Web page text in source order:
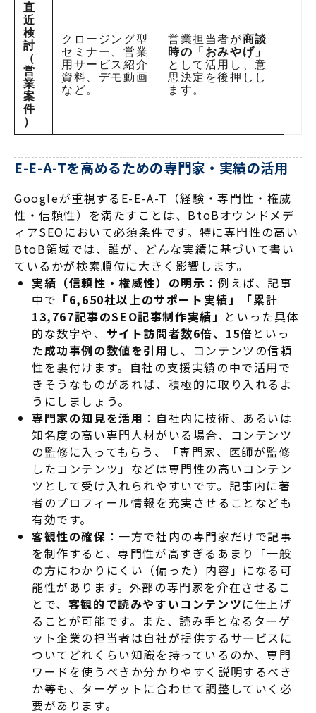
直
近
検
討
（
営
業
案
件
）
クロージング型
セミナー、営業
用サービス紹介
資料、デモ動画
など。
営業担当者が商談
時の「おみやげ」
として活用し、意
思決定を後押しし
ます 。
E-E-A-Tを高めるための専門家・実績の活用
Googleが重視するE-E-A-T（経験・専門性・権威
性・信頼性）を満たすことは、BtoBオウンドメデ
ィアSEOにおいて必須条件です。特に専門性の高い
BtoB領域では、誰が、どんな実績に基づいて書い
ているかが検索順位に大きく影響します。
実績（信頼性・権威性）の明示 ：例えば、記事
中で 「6,650社以上のサポート実績」
「累計
13,767記事のSEO記事制作実績」 といった具体
的な数字や、 サイト訪問者数6倍、15倍といっ
た成功事例の数値を引用 し、コンテンツの信頼
性を裏付けます。自社の支援実績の中で活用で
きそうなものがあれば、積極的に取り入れるよ
うにしましょう。
専門家の知見を活用 ：自社内に技術、あるいは
知名度の高い専門人材がいる場合、コンテンツ
の監修に入ってもらう、「専門家、医師が監修
したコンテンツ」などは専門性の高いコンテン
ツとして受け入れられやすいです。記事内に著
者のプロフィール情報を充実させることなども
有効です。
客観性の確保 ：一方で社内の専門家だけで記事
を制作すると、専門性が高すぎるあまり「一般
の方にわかりにくい（偏った）内容」になる可
能性があります。外部の専門家を介在させるこ
とで、 客観的で読みやすいコンテンツに仕上げ
ることが可能です。また、読み手となるターゲ
ット企業の担当者は自社が提供するサービスに
ついてどれくらい知識を持っているのか、専門
ワードを使うべきか分かりやすく説明するべき
か等も、ターゲットに合わせて調整していく必
要があります。